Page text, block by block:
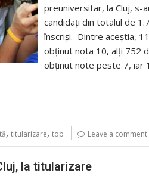
preuniversitar, la Cluj, s-
candidați din totalul de
înscriși. Dintre aceștia,
obținut nota 10, alți 752
obținut note peste 7, iar
, titularizare, top Leave a comment
la titularizare